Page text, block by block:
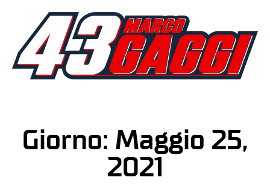
Giorno: Maggio 25,
2021